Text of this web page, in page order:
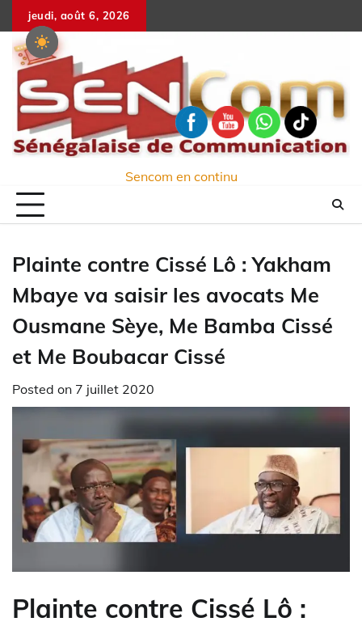
to
content
jeudi, août 6, 2026
Sencom en continu
Plainte contre Cissé Lô : Yakham
Mbaye va saisir les avocats Me
Ousmane Sèye, Me Bamba Cissé
et Me Boubacar Cissé
Posted on 7 juillet 2020
Plainte contre Cissé Lô :